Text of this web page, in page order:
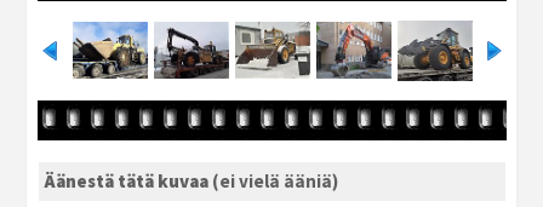
Äänestä tätä kuvaa (ei vielä ääniä)